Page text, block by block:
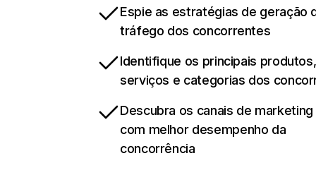
Espie as estratégias de geração
tráfego dos concorrentes
Identifique os principais produtos,
serviços e categorias dos
Descubra os canais de
com melhor desempenho da
concorrência